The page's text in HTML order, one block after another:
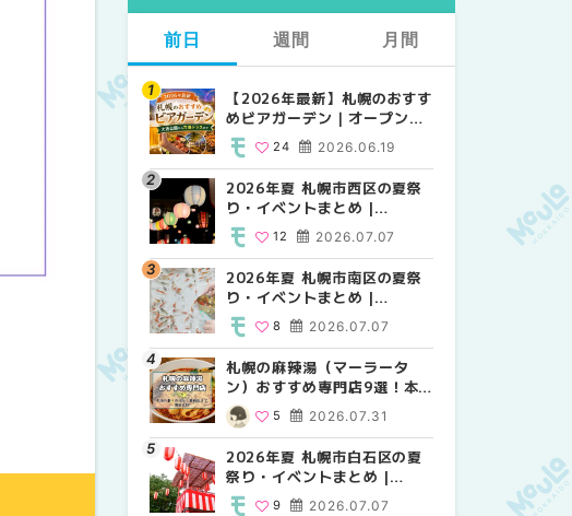
前日
【2026年最新】札幌のおすす
めビアガーデン｜オープン日
順に徹底紹介！大通公園から
穴場テラスまで | MouLa
HOKKAIDO
2026.06.19
24
2026年夏 札幌市西区の夏祭
り・イベントまとめ |
MouLa HOKKAIDO
2026.07.07
12
2026年夏 札幌市南区の夏祭
り・イベントまとめ |
MouLa HOKKAIDO
2026.07.07
8
札幌の麻辣湯（マーラータ
ン）おすすめ専門店9選！本
場の量り売りから最新店まで
徹底比較 | MouLa
HOKKAIDO
2026.07.31
5
2026年夏 札幌市白石区の夏
祭り・イベントまとめ |
MouLa HOKKAIDO
2026.07.07
9
週間
【2026年最新】札幌のおすす
めビアガーデン｜オープン日
穴場テラスまで | MouLa
HOKKAIDO
24
2026年夏 札幌市西区の夏祭
り・イベントまとめ |
12
2026年夏 札幌市北区の夏祭
り・イベントまとめ |
9
2026年夏 札幌市手稲区の夏
祭り・イベントまとめ |
10
2026年夏 札幌市白石区の夏
祭り・イベントまとめ |
9
月間
【2026年最新】札幌のおすす
めビアガーデン｜オープン日
穴場テラスまで | MouLa
HOKKAIDO
24
2026年夏 札幌市北区の夏祭
り・イベントまとめ |
9
2026年夏 札幌市西区の夏祭
り・イベントまとめ |
12
2026年夏 札幌市白石区の夏
祭り・イベントまとめ |
9
2026年夏 札幌市手稲区の夏
祭り・イベントまとめ |
10